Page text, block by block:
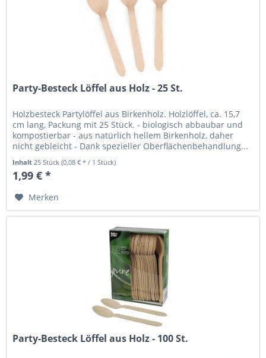
Party-Besteck Löffel aus Holz - 25 St.
Holzbesteck Partylöffel aus Birkenholz. Holzlöffel, ca. 15,7
cm lang, Packung mit 25 Stück. - biologisch abbaubar und
kompostierbar - aus natürlich hellem Birkenholz, daher
nicht gebleicht - Dank spezieller Oberflächenbehandlung...
Inhalt 25 Stück(0,08 € * / 1 Stück)
1,99 € *
Merken
Party-Besteck Löffel aus Holz - 100 St.